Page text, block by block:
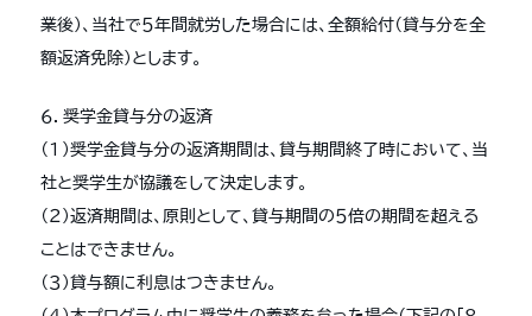
業後）、当社で５年間就労した場合には、全額給付（貸与分を全
額返済免除）とします。
６．奨学金貸与分の返済
（１）奨学金貸与分の返済期間は、貸与期間終了時において、当
社と奨学生が協議をして決定します。
（２）返済期間は、原則として、貸与期間の５倍の期間を超える
ことはできません。
（３）貸与額に利息はつきません。